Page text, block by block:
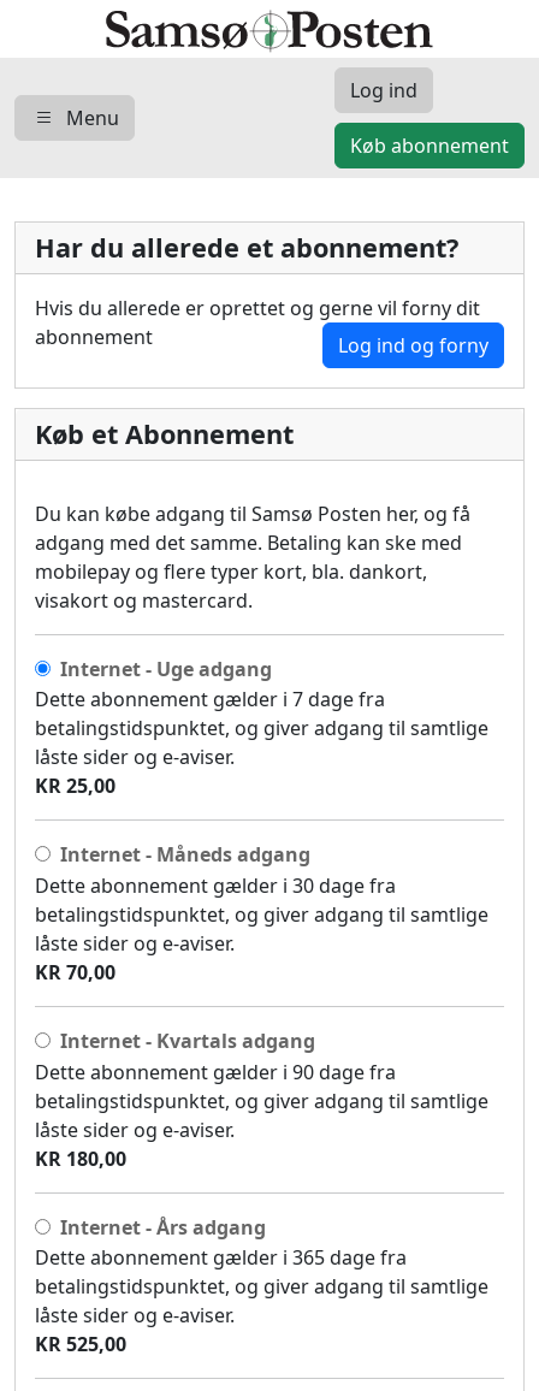
Menu
Log ind
Køb abonnement
Har du allerede et abonnement?
Hvis du allerede er oprettet og gerne vil forny dit
abonnement
Log ind og forny
Køb et Abonnement
Du kan købe adgang til Samsø Posten her, og få
adgang med det samme. Betaling kan ske med
mobilepay og flere typer kort, bla. dankort,
visakort og mastercard.
Internet - Uge adgang
Dette abonnement gælder i 7 dage fra
betalingstidspunktet, og giver adgang til samtlige
låste sider og e-aviser.
KR 25,00
Internet - Måneds adgang
Dette abonnement gælder i 30 dage fra
betalingstidspunktet, og giver adgang til samtlige
låste sider og e-aviser.
KR 70,00
Internet - Kvartals adgang
Dette abonnement gælder i 90 dage fra
betalingstidspunktet, og giver adgang til samtlige
låste sider og e-aviser.
KR 180,00
Internet - Års adgang
Dette abonnement gælder i 365 dage fra
betalingstidspunktet, og giver adgang til samtlige
låste sider og e-aviser.
KR 525,00